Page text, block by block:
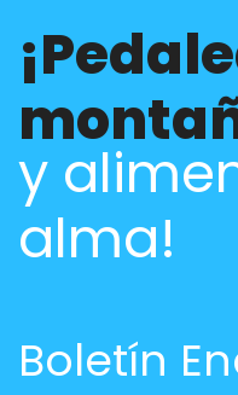
y
alma!
Boletín